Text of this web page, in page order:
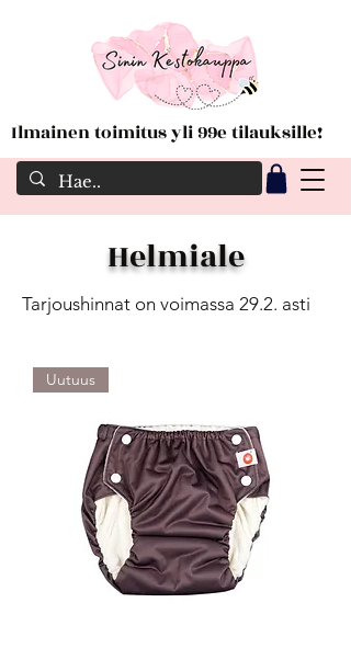
Ilmainen toimitus yli 99e tilauksille!
Helmiale
Tarjoushinnat on voimassa 29.2. asti
Uutuus